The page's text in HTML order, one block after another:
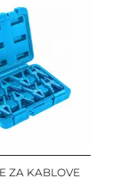
ZA KABLOVE